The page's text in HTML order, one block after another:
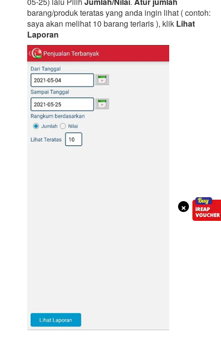
×
barang/produk teratas yang anda ingin lihat ( contoh:
saya akan melihat 10 barang terlaris ), klik Lihat
Laporan